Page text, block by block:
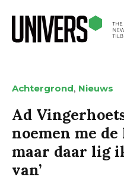
Achtergrond, Nieuws
Ad
noemen me
maar daar lig
van’